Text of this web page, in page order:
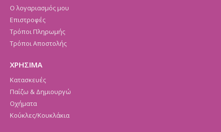
Ο λογαριασμός μου
Επιστροφές
Τρόποι Πληρωμής
Τρόποι Αποστολής
ΧΡΗΣΙΜΑ
Κατασκευές
Παίζω & Δημιουργώ
Οχήματα
Κούκλες/Κουκλάκια